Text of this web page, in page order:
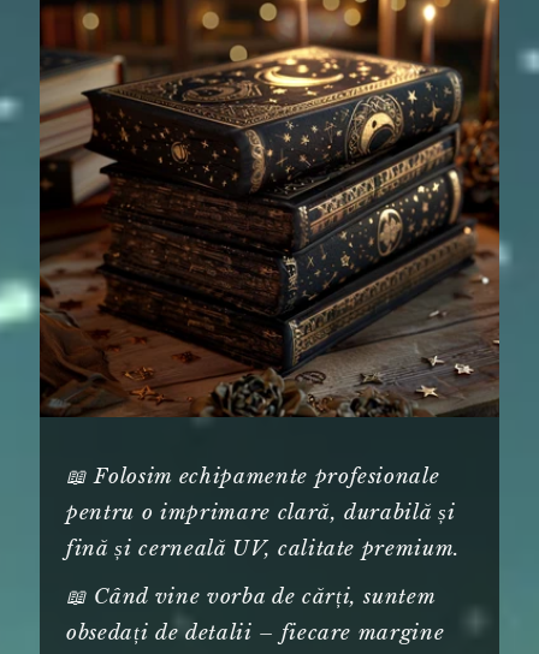
📖 Folosim echipamente profesionale
pentru o imprimare clară, durabilă și
fină și cerneală UV, calitate premium.
📖 Când vine vorba de cărți, suntem
obsedați de detalii – fiecare margine